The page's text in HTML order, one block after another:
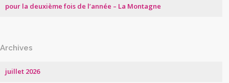
pour la deuxième fois de l’année – La Montagne
Archives
juillet 2026